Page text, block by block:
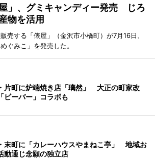
」、グミキャンディー発売 じろ
物を活用
売する「俵屋」（金沢市小橋町）が7月16日、
ぐみこ」を発売した。
片町に炉端焼き店「璃然」 大正の町家改
ビーバー」コラボも
末町に「カレーハウスやまねこ亭」 地域お
動通じ念願の独立店